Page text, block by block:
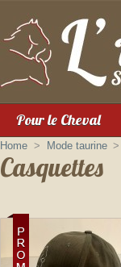
Pour le Cheval
Home > Mode taurine >
Casquettes